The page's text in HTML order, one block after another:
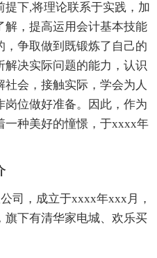
下,将理论联系于实践，加
解，提高运用会计基本技能
，争取做到既锻炼了自己的
解决实际问题的能力，认识
会，接触实际，学会为人
位做好准备。因此，作为
一种美好的憧憬，于xxxx年
司，成立于xxxx年xxx月，
旗下有清华家电城、欢乐买